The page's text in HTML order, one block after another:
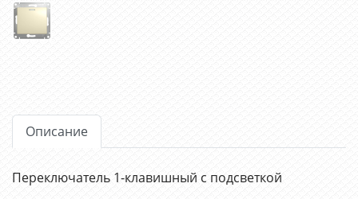
Описание
Переключатель 1-клавишный с подсветкой